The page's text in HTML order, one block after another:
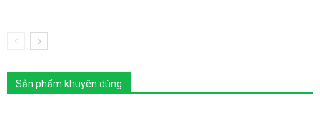
Sản phẩm khuyên dùng